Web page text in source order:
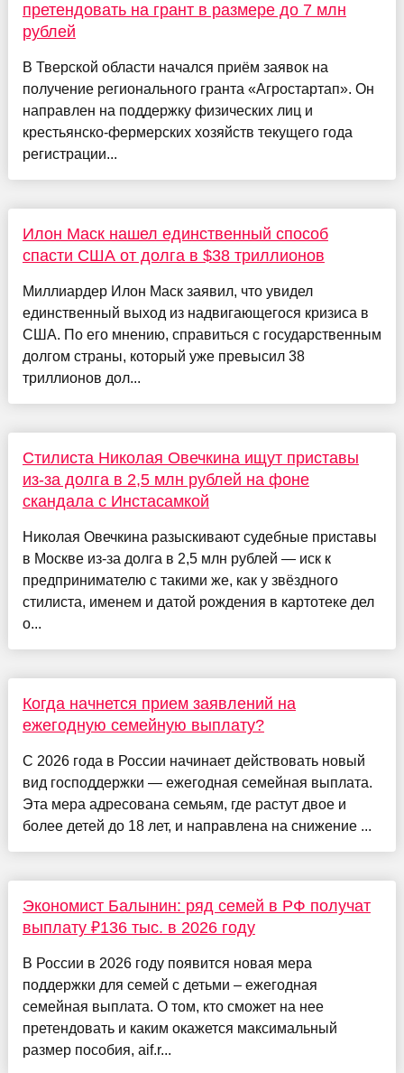
претендовать на грант в размере до 7 млн
рублей
В Тверской области начался приём заявок на
получение регионального гранта «Агростартап». Он
направлен на поддержку физических лиц и
крестьянско-фермерских хозяйств текущего года
регистрации...
Илон Маск нашел единственный способ
спасти США от долга в $38 триллионов
Миллиардер Илон Маск заявил, что увидел
единственный выход из надвигающегося кризиса в
США. По его мнению, справиться с государственным
долгом страны, который уже превысил 38
триллионов дол...
Стилиста Николая Овечкина ищут приставы
из-за долга в 2,5 млн рублей на фоне
скандала с Инстасамкой
Николая Овечкина разыскивают судебные приставы
в Москве из-за долга в 2,5 млн рублей — иск к
предпринимателю с такими же, как у звёздного
стилиста, именем и датой рождения в картотеке дел
о...
Когда начнется прием заявлений на
ежегодную семейную выплату?
С 2026 года в России начинает действовать новый
вид господдержки — ежегодная семейная выплата.
Эта мера адресована семьям, где растут двое и
более детей до 18 лет, и направлена на снижение ...
Экономист Балынин: ряд семей в РФ получат
выплату ₽136 тыс. в 2026 году
В России в 2026 году появится новая мера
поддержки для семей с детьми – ежегодная
семейная выплата. О том, кто сможет на нее
претендовать и каким окажется максимальный
размер пособия, aif.r...